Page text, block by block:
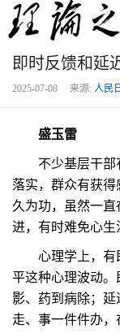
即时反馈和延
2025-07-08 来源: 人民
盛玉雷
不少基层干部有
落实，群众有获
久为功，虽然一
进，有时难免心生
心理学上，有即
平这种心理波动
影、药到病除；延
走、事一件件办，